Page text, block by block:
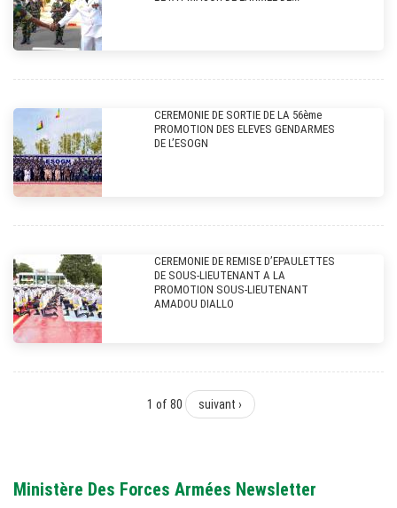
CEREMONIE DE SORTIE DE LA 56ème
PROMOTION DES ELEVES GENDARMES
DE L’ESOGN
CEREMONIE DE REMISE D’EPAULETTES
DE SOUS-LIEUTENANT A LA
PROMOTION SOUS-LIEUTENANT
AMADOU DIALLO
1 of 80 suivant ›
Ministère Des Forces Armées Newsletter